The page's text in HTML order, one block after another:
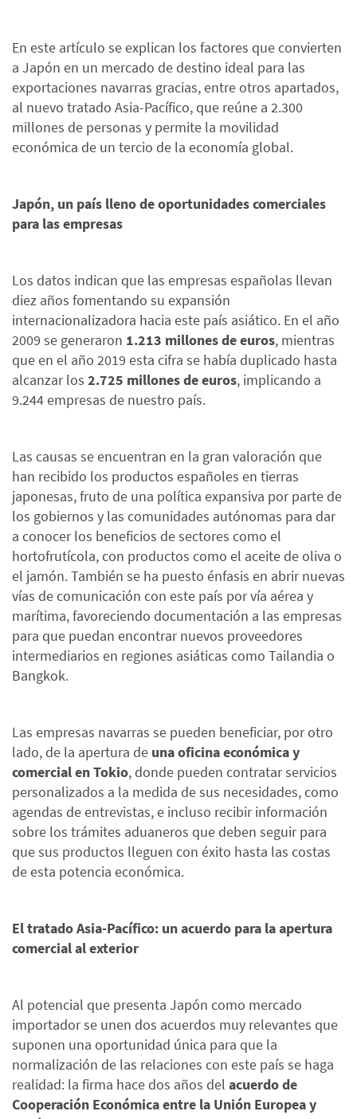
En este artículo se explican los factores que convierten
a Japón en un mercado de destino ideal para las
exportaciones navarras gracias, entre otros apartados,
al nuevo tratado Asia-Pacífico, que reúne a 2.300
millones de personas y permite la movilidad
económica de un tercio de la economía global.
Japón, un país lleno de oportunidades comerciales
para las empresas
Los datos indican que las empresas españolas llevan
diez años fomentando su expansión
internacionalizadora hacia este país asiático. En el año
2009 se generaron 1.213 millones de euros, mientras
que en el año 2019 esta cifra se había duplicado hasta
alcanzar los 2.725 millones de euros, implicando a
9.244 empresas de nuestro país.
Las causas se encuentran en la gran valoración que
han recibido los productos españoles en tierras
japonesas, fruto de una política expansiva por parte de
los gobiernos y las comunidades autónomas para dar
a conocer los beneficios de sectores como el
hortofrutícola, con productos como el aceite de oliva o
el jamón. También se ha puesto énfasis en abrir nuevas
vías de comunicación con este país por vía aérea y
marítima, favoreciendo documentación a las empresas
para que puedan encontrar nuevos proveedores
intermediarios en regiones asiáticas como Tailandia o
Bangkok.
Las empresas navarras se pueden beneficiar, por otro
lado, de la apertura de una oficina económica y
comercial en Tokio, donde pueden contratar servicios
personalizados a la medida de sus necesidades, como
agendas de entrevistas, e incluso recibir información
sobre los trámites aduaneros que deben seguir para
que sus productos lleguen con éxito hasta las costas
de esta potencia económica.
El tratado Asia-Pacífico: un acuerdo para la apertura
comercial al exterior
Al potencial que presenta Japón como mercado
importador se unen dos acuerdos muy relevantes que
suponen una oportunidad única para que la
normalización de las relaciones con este país se haga
realidad: la firma hace dos años del acuerdo de
Cooperación Económica entre la Unión Europea y